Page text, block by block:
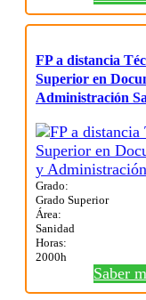
FP a distancia
Superior en
Administración
Grado:
Grado Superior
Área:
Sanidad
Horas:
2000h
Saber